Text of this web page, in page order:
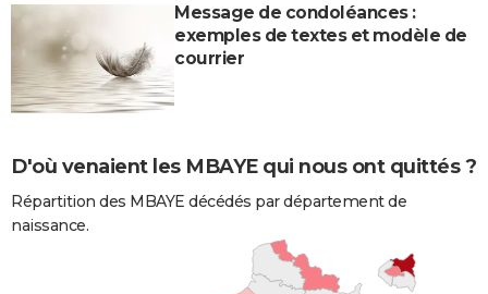
Message de condoléances :
exemples de textes et modèle de
courrier
D'où venaient les MBAYE qui nous ont quittés ?
Répartition des MBAYE décédés par département de
naissance.